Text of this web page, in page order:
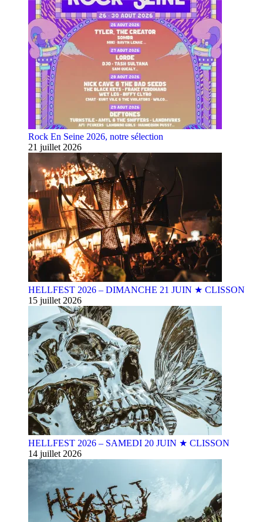
Rock En Seine 2026, notre sélection
21 juillet 2026
HELLFEST 2026 – DIMANCHE 21 JUIN ★ CLISSON
15 juillet 2026
HELLFEST 2026 – SAMEDI 20 JUIN ★ CLISSON
14 juillet 2026